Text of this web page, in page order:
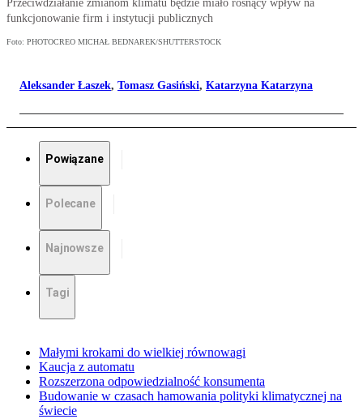
Przeciwdziałanie zmianom klimatu będzie miało rosnący wpływ na
funkcjonowanie firm i instytucji publicznych
Foto: PHOTOCREO MICHAŁ BEDNAREK/SHUTTERSTOCK
Aleksander Łaszek, Tomasz Gasiński, Katarzyna Katarzyna
Powiązane
Polecane
Najnowsze
Tagi
Małymi krokami do wielkiej równowagi
Kaucja z automatu
Rozszerzona odpowiedzialność konsumenta
Budowanie w czasach hamowania polityki klimatycznej na
świecie